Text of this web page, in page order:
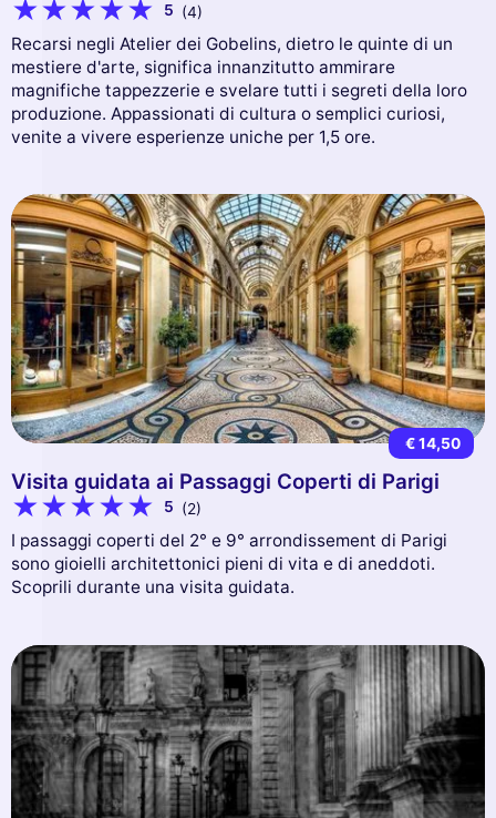
5 (4)
Recarsi negli Atelier dei Gobelins, dietro le quinte di un
mestiere d'arte, significa innanzitutto ammirare
magnifiche tappezzerie e svelare tutti i segreti della loro
produzione. Appassionati di cultura o semplici curiosi,
venite a vivere esperienze uniche per 1,5 ore.
€ 14,50
Visita guidata ai Passaggi Coperti di Parigi
5 (2)
I passaggi coperti del 2° e 9° arrondissement di Parigi
sono gioielli architettonici pieni di vita e di aneddoti.
Scoprili durante una visita guidata.